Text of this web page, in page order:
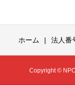
ホーム 法人番
Copyright ©